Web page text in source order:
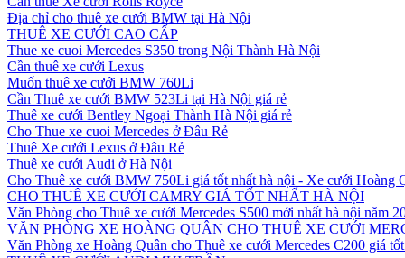
Địa chỉ cho thuê xe cưới BMW tại Hà Nội
THUÊ XE CƯỚI CAO CẤP
Thue xe cuoi Mercedes S350 trong Nội Thành Hà Nội
Cần thuê xe cưới Lexus
Muốn thuê xe cưới BMW 760Li
Cần Thuê xe cưới BMW 523Li tại Hà Nội giá rẻ
Thuê xe cưới Bentley Ngoại Thành Hà Nội giá rẻ
Cho Thue xe cuoi Mercedes ở Đâu Rẻ
Thuê Xe cưới Lexus ở Đâu Rẻ
Thuê xe cưới Audi ở Hà Nội
Cho Thuê xe cưới BMW 750Li giá tốt nhất hà nội - Xe cưới Hoàng
CHO THUÊ XE CƯỚI CAMRY GIÁ TỐT NHẤT HÀ NỘI
Văn Phòng cho Thuê xe cưới Mercedes S500 mới nhất hà nội năm
VĂN PHÒNG XE HOÀNG QUÂN CHO THUÊ XE CƯỚI
Văn Phòng xe Hoàng Quân cho Thuê xe cưới Mercedes C200 giá